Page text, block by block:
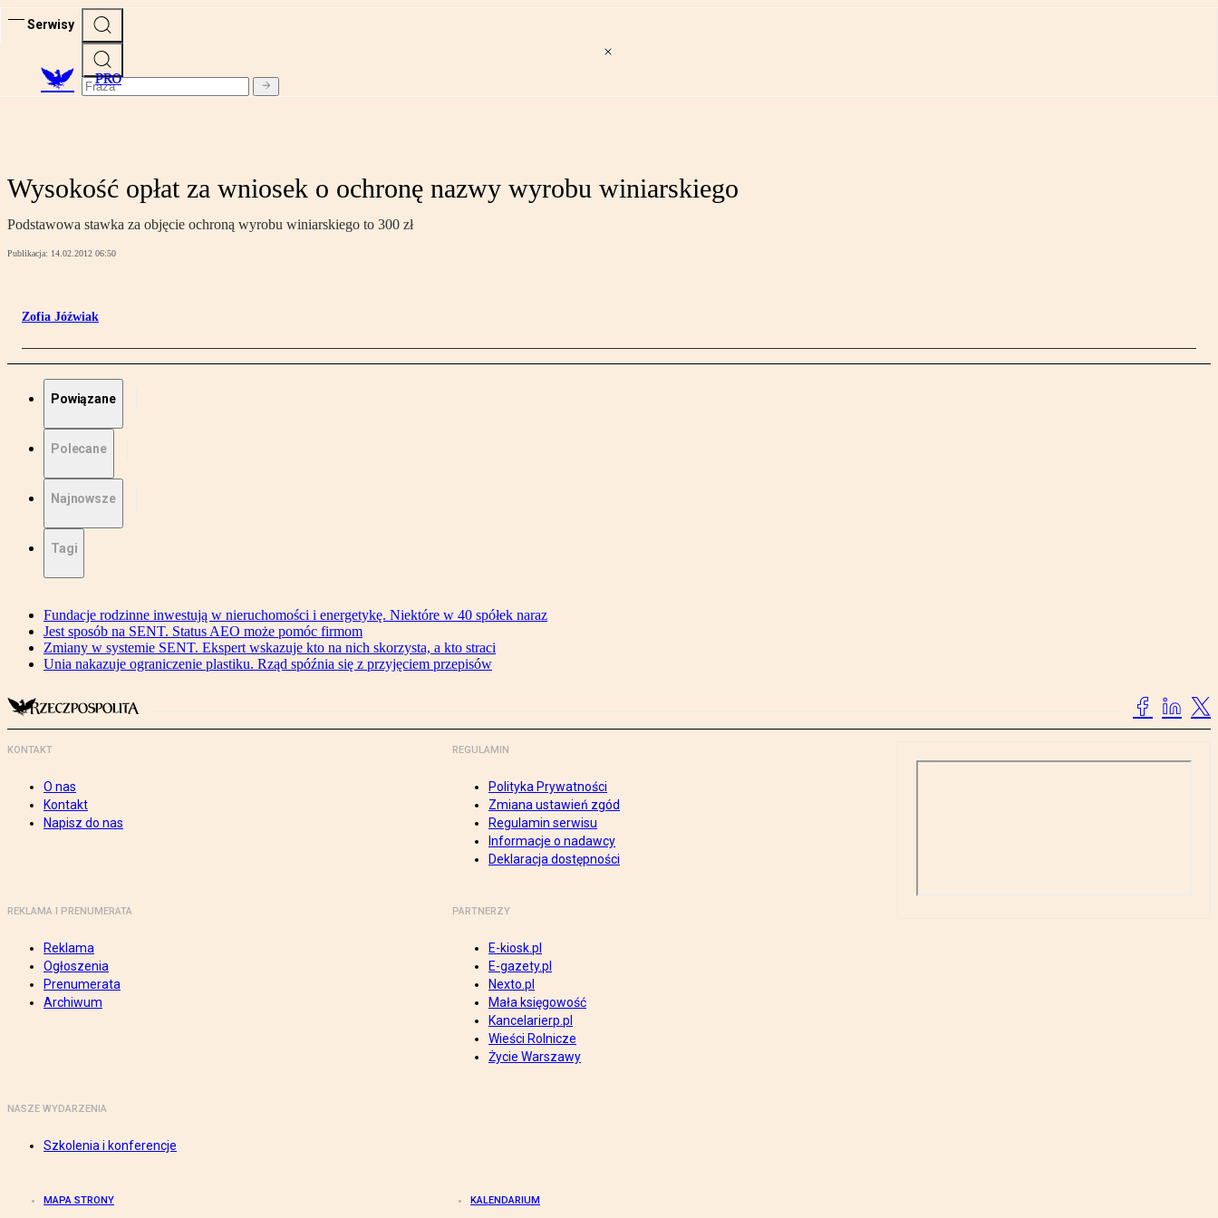
Serwisy
PRO
Wysokość opłat za wniosek o ochronę nazwy wyrobu winiarskiego
Podstawowa stawka za objęcie ochroną wyrobu winiarskiego to 300 zł
Publikacja: 14.02.2012 06:50
Zofia Jóźwiak
Powiązane
Polecane
Najnowsze
Tagi
Fundacje rodzinne inwestują w nieruchomości i energetykę. Niektóre w 40 spółek naraz
Jest sposób na SENT. Status AEO może pomóc firmom
Zmiany w systemie SENT. Ekspert wskazuje kto na nich skorzysta, a kto straci
Unia nakazuje ograniczenie plastiku. Rząd spóźnia się z przyjęciem przepisów
KONTAKT
O nas
Kontakt
Napisz do nas
REGULAMIN
Polityka Prywatności
Zmiana ustawień zgód
Regulamin serwisu
Informacje o nadawcy
Deklaracja dostępności
REKLAMA I PRENUMERATA
Reklama
Ogłoszenia
Prenumerata
Archiwum
PARTNERZY
E-kiosk.pl
E-gazety.pl
Nexto.pl
Mała księgowość
Kancelarierp.pl
Wieści Rolnicze
Życie Warszawy
NASZE WYDARZENIA
Szkolenia i konferencje
MAPA STRONY KALENDARIUM